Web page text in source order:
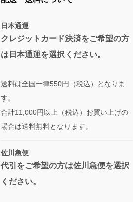
日本通運
クレジットカード決済をご希望の方
は日本通運を選択ください。
送料は全国一律550円（税込）となりま
す。
合計11,000円以上（税込）お買い上げの
場合は送料無料となります。
佐川急便
代引をご希望の方は佐川急便を選択
ください。